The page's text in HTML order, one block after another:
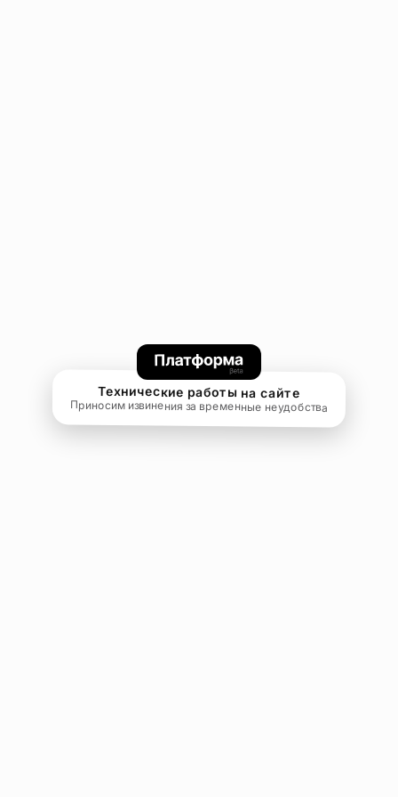
Технические работы на сайте
Приносим извинения за временные неудобства